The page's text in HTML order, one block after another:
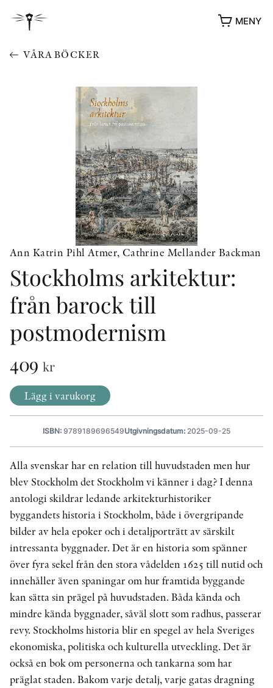
MENY
YUKIKO OCH PATRIK MÖTER
STOLPE STORIES
VIDEOGALLERI
UTMÄRKELSER
VÅRA BÖCKER
Ann Katrin Pihl Atmer, Cathrine Mellander Backman
Stockholms arkitektur:
från barock till
postmodernism
409 kr
Lägg i varukorg
ISBN: 9789189696549Utgivningsdatum: 2025-09-25
Alla svenskar har en relation till huvudstaden men hur
blev Stockholm det Stockholm vi känner i dag? I denna
antologi skildrar ledande arkitekturhistoriker
byggandets historia i Stockholm, både i övergripande
bilder av hela epoker och i detaljporträtt av särskilt
intressanta byggnader. Det är en historia som spänner
över fyra sekel från den stora vådelden 1625 till nutid och
innehåller även spaningar om hur framtida byggande
kan sätta sin prägel på huvudstaden. Båda kända och
mindre kända byggnader, såväl slott som radhus, passerar
revy. Stockholms historia blir en spegel av hela Sveriges
ekonomiska, politiska och kulturella utveckling. Det är
också en bok om personerna och tankarna som har
präglat staden. Bakom varje detalj, varje gatas dragning